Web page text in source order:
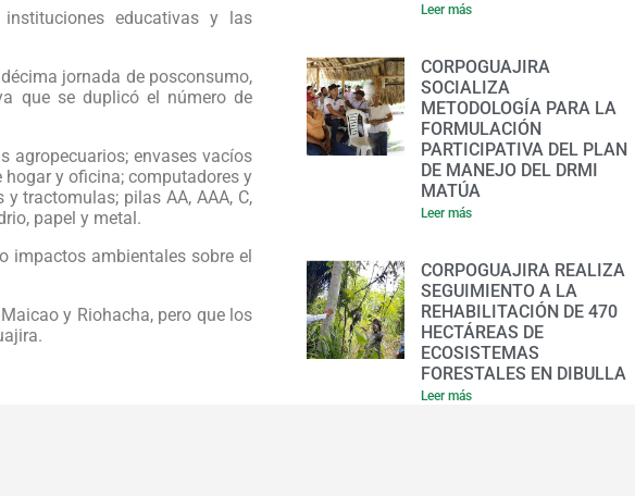
educativas y las
jornada de posconsumo,
que se duplicó el número de
agropecuarios; envases vacíos
y oficina; computadores y
tractomulas; pilas AA, AAA, C,
papel y metal.
impactos ambientales sobre el
y Riohacha, pero que los
Leer más
CORPOGUAJIRA
SOCIALIZA
METODOLOGÍA PARA LA
FORMULACIÓN
PARTICIPATIVA DEL PLAN
DE MANEJO DEL DRMI
MATÚA
Leer más
CORPOGUAJIRA REALIZA
SEGUIMIENTO A LA
REHABILITACIÓN DE 470
HECTÁREAS DE
ECOSISTEMAS
FORESTALES EN DIBULLA
Leer más